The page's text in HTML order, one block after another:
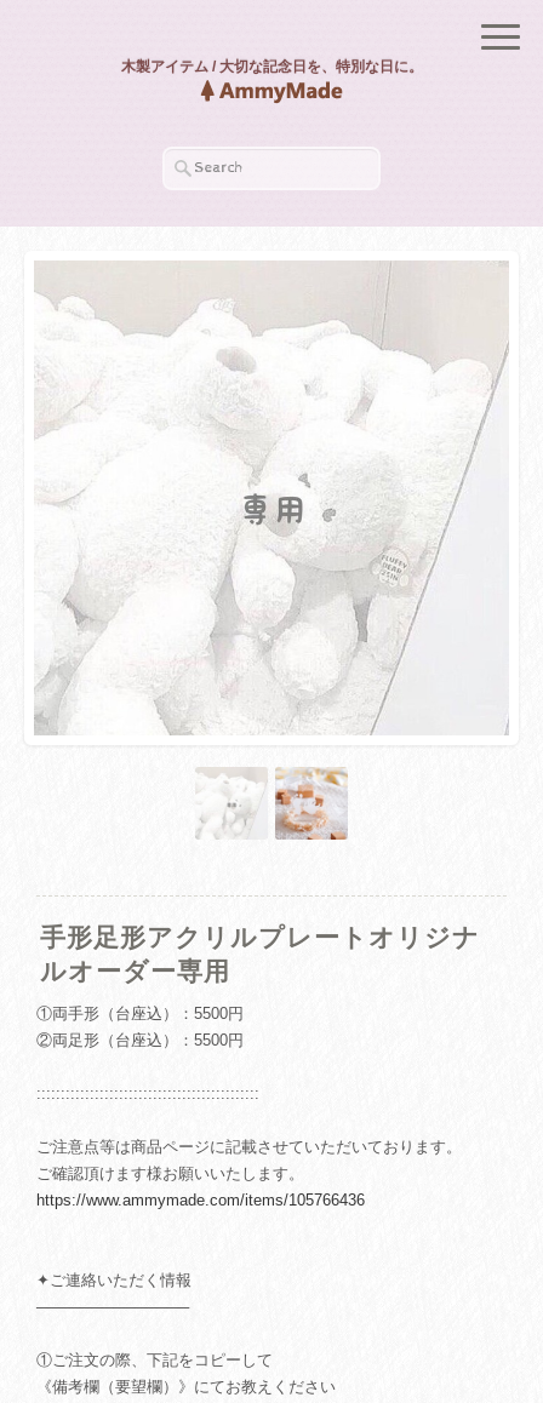
木製アイテム / 大切な記念日を、特別な日に。
手形足形アクリルプレートオリジナ
ルオーダー専用
①両手形（台座込）：5500円
②両足形（台座込）：5500円
::::::::::::::::::::::::::::::::::::::::::::::
ご注意点等は商品ページに記載させていただいております。
ご確認頂けます様お願いいたします。
https://www.ammymade.com/items/105766436
✦ご連絡いただく情報
──────────────
①ご注文の際、下記をコピーして
《備考欄（要望欄）》にてお教えください